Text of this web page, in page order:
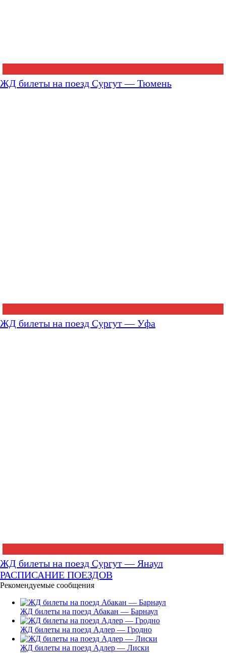
ЖД билеты на поезд Сургут — Тюмень
ЖД билеты на поезд Сургут — Уфа
ЖД билеты на поезд Сургут — Янаул
РАСПИСАНИЕ ПОЕЗДОВ
Рекомендуемые сообщения
ЖД билеты на поезд Абакан — Барнаул
ЖД билеты на поезд Адлер — Гродно
ЖД билеты на поезд Адлер — Лиски